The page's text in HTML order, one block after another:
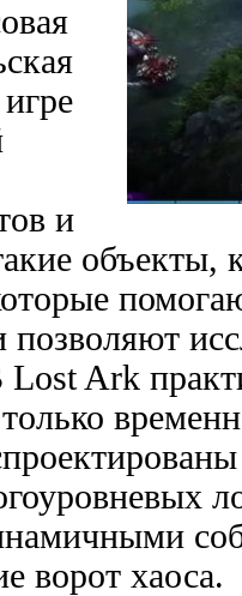
и
объекты,
Ark
ворот хаоса.